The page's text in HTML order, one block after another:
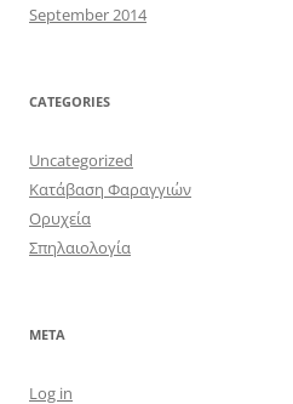
September 2014
CATEGORIES
Uncategorized
Κατάβαση Φαραγγιών
Ορυχεία
Σπηλαιολογία
META
Log in